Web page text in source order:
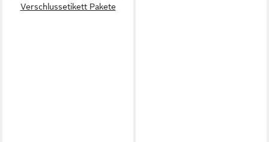
Verschlussetikett Pakete